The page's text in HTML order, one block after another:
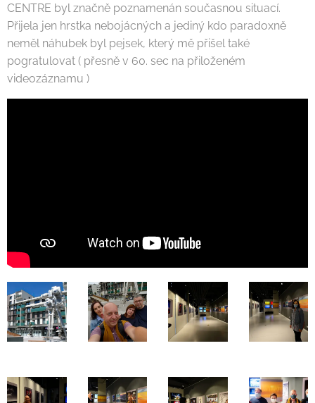
CENTRE byl značně poznamenán současnou situací.
Přijela jen hrstka nebojácných a jediný kdo paradoxně
neměl náhubek byl pejsek, který mě přišel také
pogratulovat ( přesně v 60. sec na přiloženém
videozáznamu )